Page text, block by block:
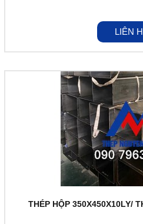
LIÊN
THÉP HỘP 350X450X10LY/